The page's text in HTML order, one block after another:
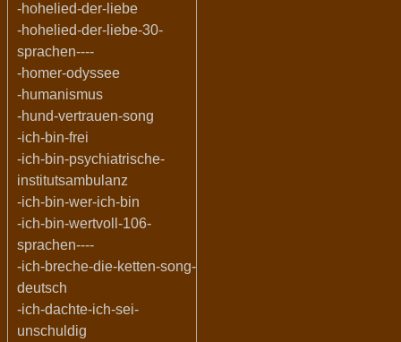
-hohelied-der-liebe
-hohelied-der-liebe-30-
sprachen----
-homer-odyssee
-humanismus
-hund-vertrauen-song
-ich-bin-frei
-ich-bin-psychiatrische-
institutsambulanz
-ich-bin-wer-ich-bin
-ich-bin-wertvoll-106-
sprachen----
-ich-breche-die-ketten-song-
deutsch
-ich-dachte-ich-sei-
unschuldig